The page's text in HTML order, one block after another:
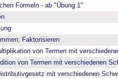
Formeln - ab "Übung 1"
Faktorisieren
von Termen mit
von Termen mit verschiedenen
mit verschiedenen